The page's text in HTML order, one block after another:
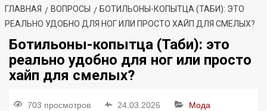
ГЛАВНАЯ ВОПРОСЫ
БОТИЛЬОНЫ-КОПЫТЦА (ТАБИ): ЭТО
РЕАЛЬНО УДОБНО ДЛЯ НОГ ИЛИ ПРОСТО ХАЙП ДЛЯ СМЕЛЫХ?
Ботильоны-копытца (Таби): это
реально удобно для ног или просто
хайп для смелых?
703 просмотров 24.03.2026 Мода